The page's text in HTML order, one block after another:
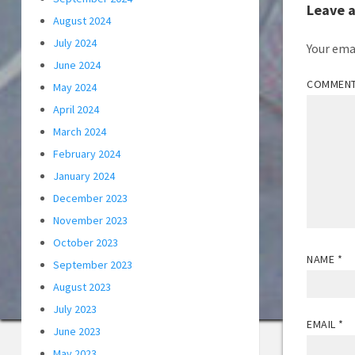
Leave
Your
NAME *
EMAIL *
August 2024
July 2024
June 2024
May 2024
April 2024
March 2024
February 2024
January 2024
December 2023
November 2023
October 2023
September 2023
August 2023
July 2023
June 2023